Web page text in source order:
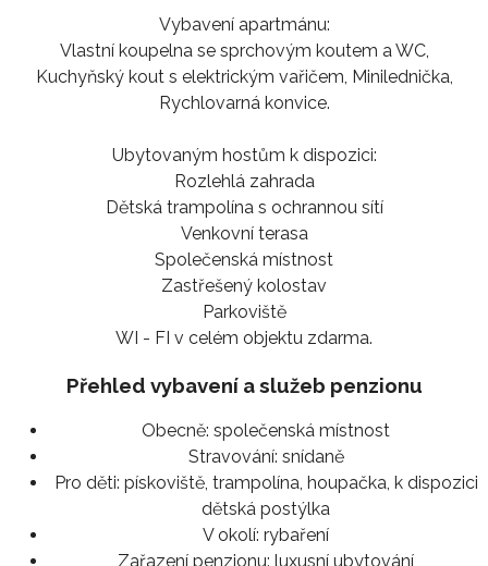
Vybavení apartmánu:
Vlastní koupelna se sprchovým koutem a WC,
Kuchyňský kout s elektrickým vařičem, Minilednička,
Rychlovarná konvice.
Ubytovaným hostům k dispozici:
Rozlehlá zahrada
Dětská trampolína s ochrannou sítí
Venkovní terasa
Společenská místnost
Zastřešený kolostav
Parkoviště
WI - FI v celém objektu zdarma.
Přehled vybavení a služeb penzionu
Obecně: společenská místnost
Stravování: snídaně
Pro děti: pískoviště, trampolína, houpačka, k dispozici
dětská postýlka
V okolí: rybaření
Zařazení penzionu: luxusní ubytování